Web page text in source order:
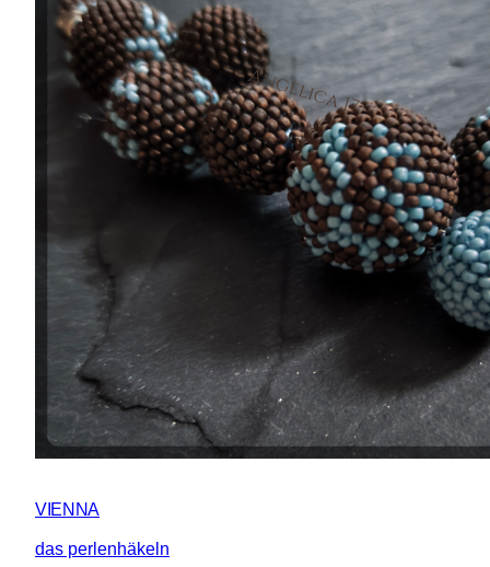
VIENNA
das perlenhäkeln